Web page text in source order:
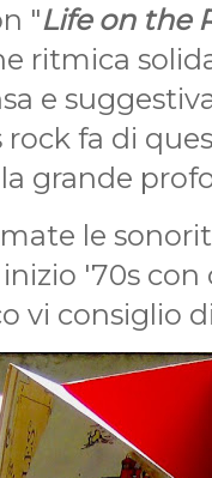
"Life on the
ritmica
e
rock fa di
grande
le
'70s
vi consiglio